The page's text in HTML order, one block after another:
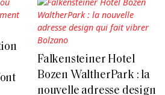
Falkensteiner Hotel
Bozen WaltherPark : la
nouvelle adresse design